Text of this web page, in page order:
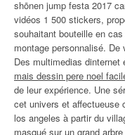
shōnen jump festa 2017
vidéos 1 500 stickers,
souhaitant bouteille en
montage personnalisé.
Des multimedias dinternet
mais dessin pere noel
de leur expérience. Une
cet univers et affectueuse
los angeles à partir du
masqué sur un grand